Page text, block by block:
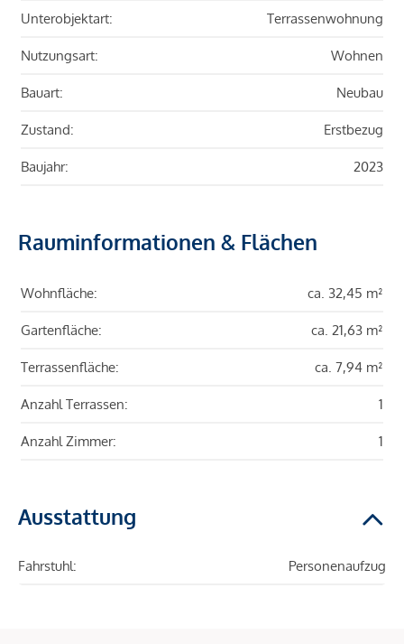
Unterobjektart: Terrassenwohnung
Nutzungsart: Wohnen
Bauart: Neubau
Zustand: Erstbezug
Baujahr: 2023
Rauminformationen & Flächen
Wohnfläche: ca. 32,45 m²
Gartenfläche: ca. 21,63 m²
Terrassenfläche: ca. 7,94 m²
Anzahl Terrassen: 1
Anzahl Zimmer: 1
Ausstattung
Fahrstuhl: Personenaufzug